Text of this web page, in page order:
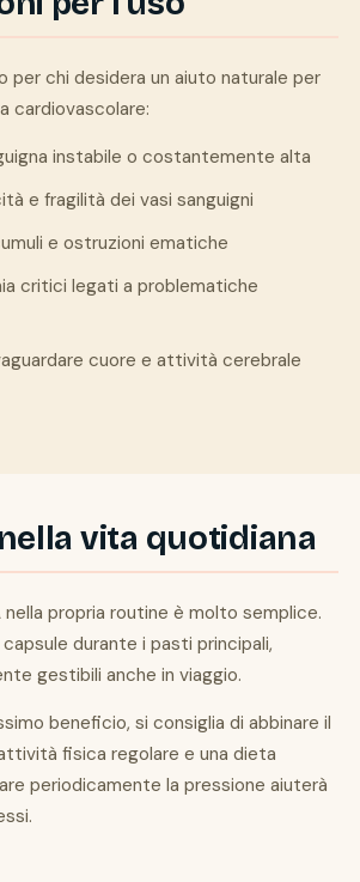
per chi desidera un aiuto naturale per
cardiovascolare:
instabile o costantemente alta
e fragilità dei vasi sanguigni
e ostruzioni ematiche
critici legati a problematiche
cuore e attività cerebrale
vita quotidiana
propria routine è molto semplice.
durante i pasti principali,
gestibili anche in viaggio.
beneficio, si consiglia di abbinare il
fisica regolare e una dieta
periodicamente la pressione aiuterà